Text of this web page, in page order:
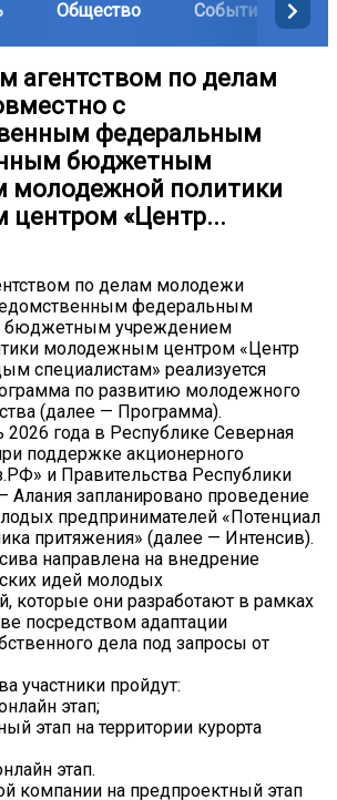
Общество События
агентством по делам
с
федеральным
бюджетным
молодежной политики
«Центр...
по делам молодежи
федеральным
бюджетным учреждением
молодежным центром «Центр
специалистам» реализуется
по развитию молодежного
(далее — Программа).
2026 года в Республике Северная
поддержке акционерного
и Правительства Республики
Алания запланировано проведение
предпринимателей «Потенциал
притяжения» (далее — Интенсив).
направлена на внедрение
идей молодых
которые они разработают в рамках
посредством адаптации
дела под запросы от
участники пройдут:
этап;
этап на территории курорта
этап.
компании на предпроектный этап